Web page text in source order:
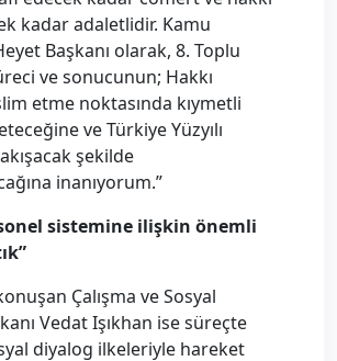
kadar adaletlidir. Kamu
Başkanı olarak, 8. Toplu
ve sonucunun; Hakkı
etme noktasında kıymetli
ve Türkiye Yüzyılı
şekilde
inanıyorum.”
sistemine ilişkin önemli
Çalışma ve Sosyal
Vedat Işıkhan ise süreçte
diyalog ilkeleriyle hareket